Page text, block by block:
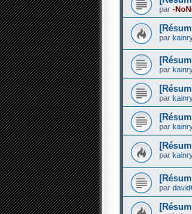
par -
par
par
par
par
par
par